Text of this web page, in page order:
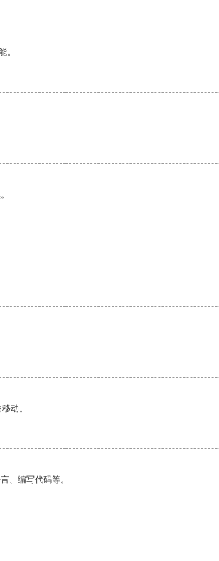
。
动。
、编写代码等。